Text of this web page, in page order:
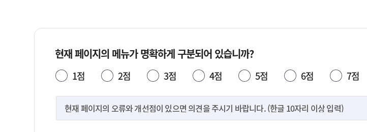
현재 페이지의 메뉴가 명확하게 구분되어 있습니까?
1점 2점 3점 4점 5점 6점 7점
현재 페이지의 오류와 개선점이 있으면 의견을 주시기 바랍니다. (한글 10자리 이상 입력)